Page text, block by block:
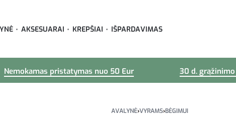
AKSESUARAI KREPŠIAI IŠPARDAVIMAS
Nemokamas pristatymas nuo 50 Eur 30 d.
AVALYNĖ›VYRAMS›BĖGIMUI